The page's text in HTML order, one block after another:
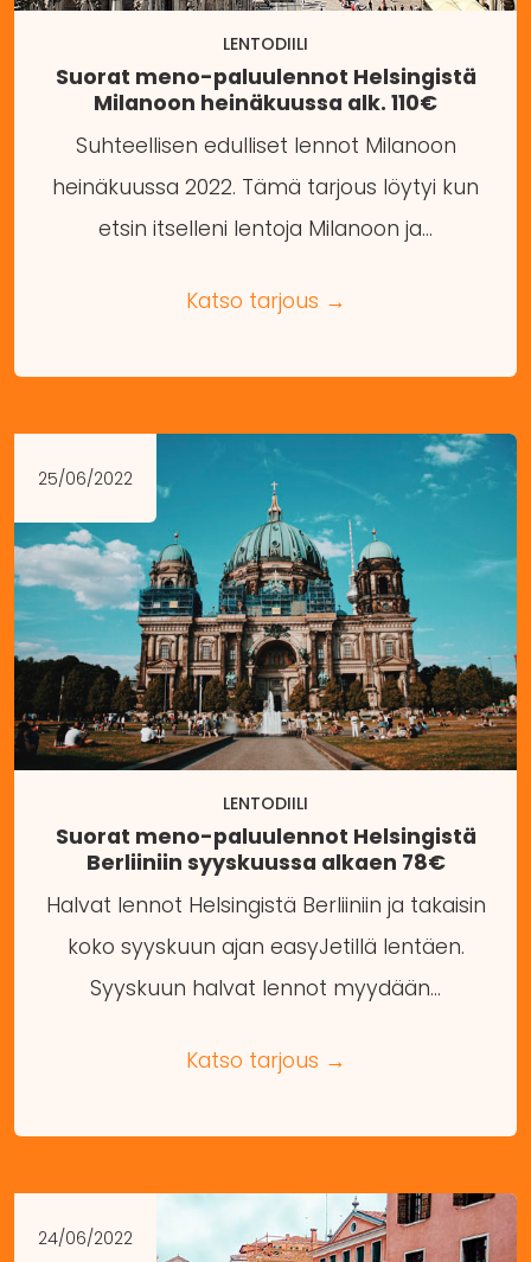
LENTODIILI
Suorat meno-paluulennot Helsingistä
Milanoon heinäkuussa alk. 110€
Suhteellisen edulliset lennot Milanoon
heinäkuussa 2022. Tämä tarjous löytyi kun
etsin itselleni lentoja Milanoon ja…
Katso tarjous →
25/06/2022
LENTODIILI
Suorat meno-paluulennot Helsingistä
Berliiniin syyskuussa alkaen 78€
Halvat lennot Helsingistä Berliiniin ja takaisin
koko syyskuun ajan easyJetillä lentäen.
Syyskuun halvat lennot myydään…
Katso tarjous →
24/06/2022